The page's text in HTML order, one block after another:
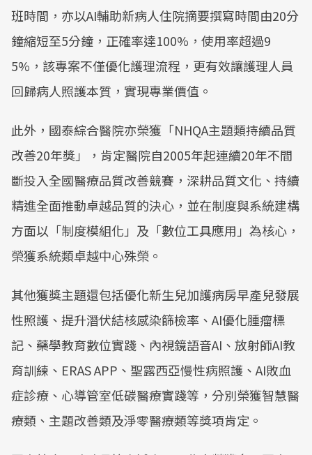
班時間，亦以AI輔助新病人住院摘要撰寫時間由20分
鐘縮短至5分鐘，正確率達100%，使用率超過9
5%，該專案不僅優化護理流程，更有效讓護理人員
回歸病人照護本質，實現專業價值。
此外，國泰綜合醫院亦榮獲「NHQA主題類持續品質
改善20年獎」，肯定醫院自2005年起連續20年不間
斷投入全國醫療品質改善競賽，深耕品質文化、持續
精進全面推動卓越品質的決心，並在制度與系統建構
方面以「制度模組化」及「數位工具應用」為核心，
榮獲系統類卓越中心殊榮。
其他獲獎主題還包括優化新生兒加護病房早產兒發展
性照護、提升潛伏結核感染篩檢率、AI優化腫瘤標
記、藥學教育數位實踐、內視鏡語音AI、放射師AI教
育訓練、ERAS APP、聖露西亞慢性病照護、AI敗血
症診療、心導管室低碳醫療實踐等，分別榮獲智慧醫
療類、主題改善類及淨零醫療類等獎項肯定。